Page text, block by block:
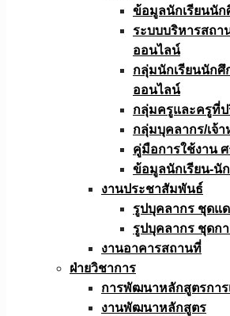
ข้อมูลนักเรียนนัก
ระบบบริหารสถา
ออนไลน์
กลุ่มนักเรียนนักศึ
ออนไลน์
กลุ่มครูและครูที่
กลุ่มบุคลากร/เจ้
คู่มือการใช้งาน
ข้อมูลนักเรียน-นั
งานประชาสัมพันธ์
รูปบุคลากร ชุดแ
รูปบุคลากร ชุดก
งานอาคารสถานที่
ฝ่ายวิชาการ
การพัฒนาหลักสูตรการ
งานพัฒนาหลักสูตร